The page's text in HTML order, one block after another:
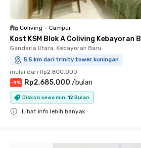
Coliving • Campur
Kost KSM Blok A Coliving Kebayoran
Gandaria Utara, Kebayoran Baru
5.5 km dari trinity tower kuningan
mulai dari Rp2.800.000
-4% Rp2.685.000 /bulan
Diskon sewa min. 12 Bulan
Lihat info lebih banyak